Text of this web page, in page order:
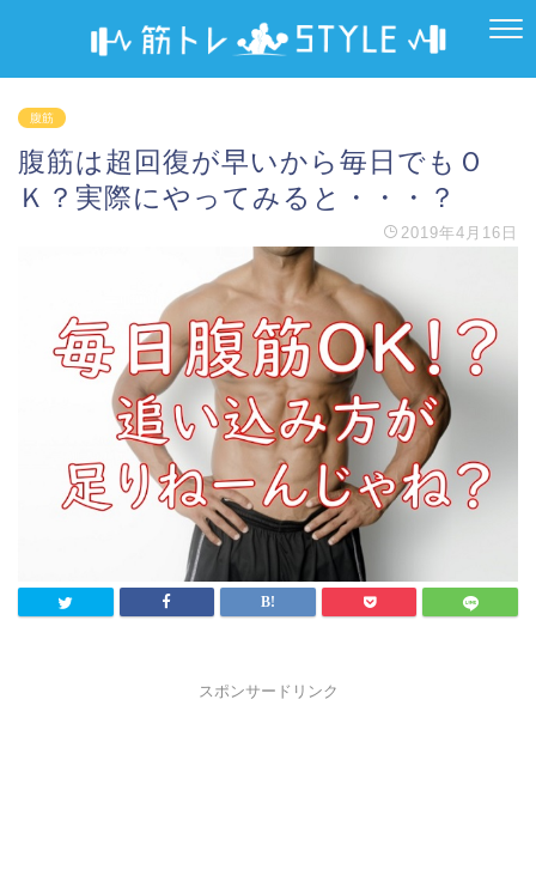
腹筋
腹筋は超回復が早いから毎日でもＯ
Ｋ？実際にやってみると・・・？
2019年4月16日
スポンサードリンク